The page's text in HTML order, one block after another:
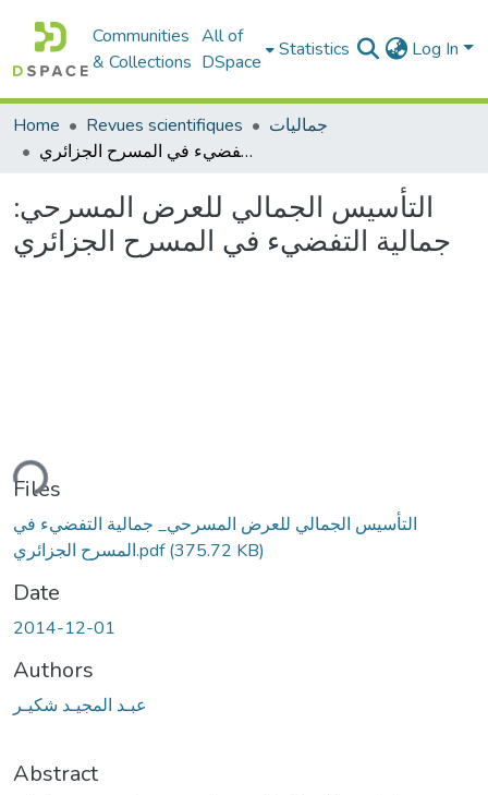
Communities
& Collections
All of
DSpace
Statistics Log In
Home Revues scientifiques
جماليات
التأسيس الجمالي للعرض المسرحي: جمالية التفضيء في المسرح الجزائري
التأسيس الجمالي للعرض المسرحي:
جمالية التفضيء في المسرح الجزائري
Files
التأسيس الجمالي للعرض المسرحي_ جمالية التفضيء في
المسرح الجزائري.pdf(375.72 KB)
Date
2014-12-01
Authors
عبـد المجيـد شكيـر
Abstract